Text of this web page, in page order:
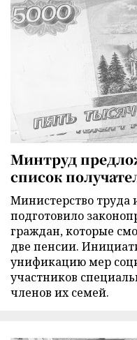
Минтруд
список
Министерство труда
подготовило
граждан, которые
две пенсии.
унификацию мер
участников
членов их семей.